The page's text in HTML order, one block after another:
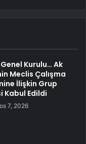
Genel Kurulu… Ak
Meclis Çalışma
İlişkin Grup
Kabul Edildi
7, 2026